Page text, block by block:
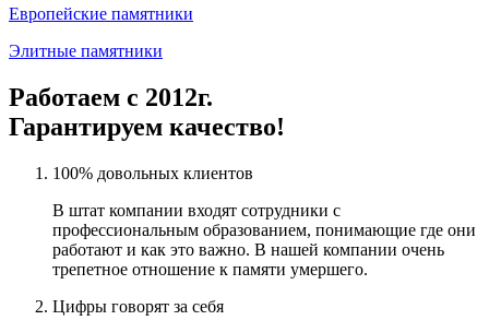
Европейские памятники
Элитные памятники
Работаем с 2012г.
Гарантируем качество!
100% довольных клиентов
В штат компании входят сотрудники с
профессиональным образованием, понимающие где они
работают и как это важно. В нашей компании очень
трепетное отношение к памяти умершего.
Цифры говорят за себя